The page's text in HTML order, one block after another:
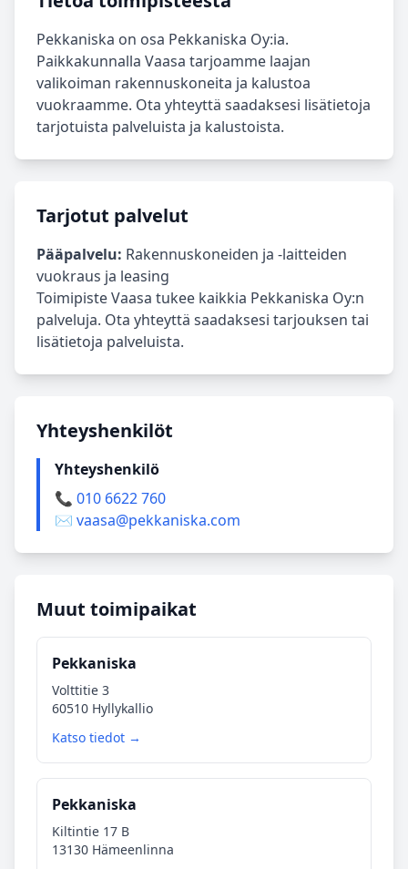
Pekkaniska on osa Pekkaniska Oy:ia.
Paikkakunnalla Vaasa tarjoamme laajan
valikoiman rakennuskoneita ja kalustoa
vuokraamme. Ota yhteyttä saadaksesi lisätietoja
tarjotuista palveluista ja kalustoista.
Tarjotut palvelut
Pääpalvelu: Rakennuskoneiden ja -laitteiden
vuokraus ja leasing
Toimipiste Vaasa tukee kaikkia Pekkaniska Oy:n
palveluja. Ota yhteyttä saadaksesi tarjouksen tai
lisätietoja palveluista.
Yhteyshenkilöt
Yhteyshenkilö
📞 010 6622 760
✉️ vaasa@pekkaniska.com
Muut toimipaikat
Pekkaniska
Volttitie 3
60510 Hyllykallio
Katso tiedot →
Pekkaniska
Kiltintie 17 B
13130 Hämeenlinna